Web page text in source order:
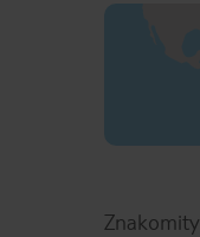
Znakomity